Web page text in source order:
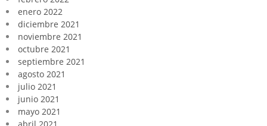
enero 2022
diciembre 2021
noviembre 2021
octubre 2021
septiembre 2021
agosto 2021
julio 2021
junio 2021
mayo 2021
abril 2021